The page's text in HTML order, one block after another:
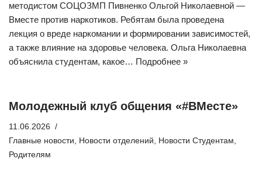
методистом СОЦОЗМП Пивненко Ольгой Николаевной —
Вместе против наркотиков. Ребятам была проведена
лекция о вреде наркомании и формировании зависимостей,
а также влияние на здоровье человека. Ольга Николаевна
объяснила студентам, какое… Подробнее »
Молодежный клуб общения «#ВМесте»
11.06.2026
Главные новости, Новости отделений, Новости Студентам,
Родителям